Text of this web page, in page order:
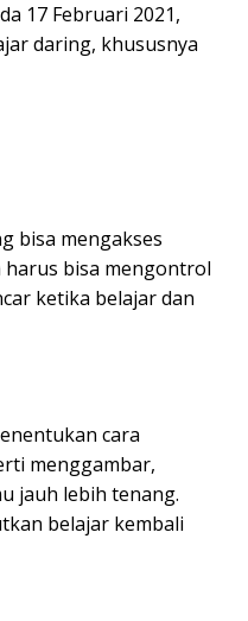
17 Februari 2021,
daring, khususnya
bisa mengakses
harus bisa mengontrol
ketika belajar dan
cara
menggambar,
jauh lebih tenang.
belajar kembali